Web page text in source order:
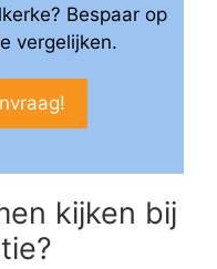
Bespaar op
vergelijken.
kijken bij